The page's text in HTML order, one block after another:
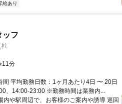
給あり
ッフ
社
11分
平均勤務日数：1ヶ月あたり4日 〜 20日
、14:00-23:00 ※勤務時間は業務内...
や駅周辺で、お客様のご案内や誘導 巡回